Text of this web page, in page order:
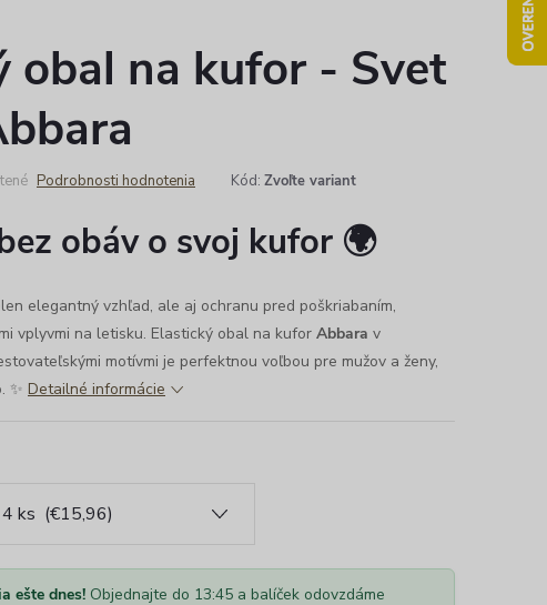
obal na kufor - Svet
Podrobnosti hodnotenia Kód: Zvoľte variant
obáv o svoj kufor 🌍
elegantný vzhľad, ale aj ochranu pred poškriabaním,
vplyvmi na letisku. Elastický obal na kufor Abbara v
motívmi je perfektnou voľbou pre mužov a ženy,
✨ Detailné informácie
ešte dnes! Objednajte do 13:45 a balíček odovzdáme